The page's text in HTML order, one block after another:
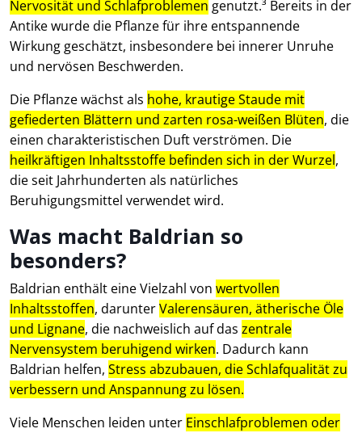
Nervosität und Schlafproblemen genutzt.³ Bereits in der
Antike wurde die Pflanze für ihre entspannende
Wirkung geschätzt, insbesondere bei innerer Unruhe
und nervösen Beschwerden.
Die Pflanze wächst als hohe, krautige Staude mit
gefiederten Blättern und zarten rosa-weißen Blüten, die
einen charakteristischen Duft verströmen. Die
heilkräftigen Inhaltsstoffe befinden sich in der Wurzel,
die seit Jahrhunderten als natürliches
Beruhigungsmittel verwendet wird.
Was macht Baldrian so
besonders?
Baldrian enthält eine Vielzahl von wertvollen
Inhaltsstoffen, darunterValerensäuren, ätherische Öle
und Lignane, die nachweislich auf das zentrale
Nervensystem beruhigend wirken. Dadurch kann
Baldrian helfen, Stress abzubauen, die Schlafqualität zu
verbessern und Anspannung zu lösen.
Viele Menschen leiden unter Einschlafproblemen oder